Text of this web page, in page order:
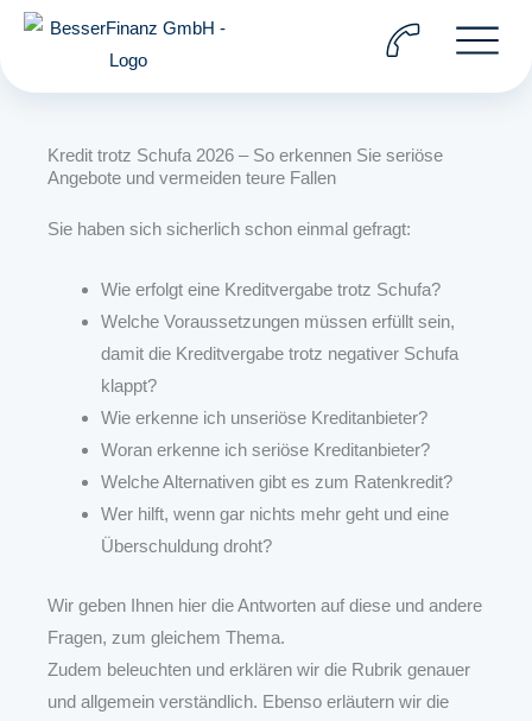
Zum
springen
Kredit trotz Schufa 2026 – So erkennen Sie seriöse
Angebote und vermeiden teure Fallen
Sie haben sich sicherlich schon einmal gefragt:
Wie erfolgt eine Kreditvergabe trotz Schufa?
Welche Voraussetzungen müssen erfüllt sein,
damit die Kreditvergabe trotz negativer Schufa
klappt?
Wie erkenne ich unseriöse Kreditanbieter?
Woran erkenne ich seriöse Kreditanbieter?
Welche Alternativen gibt es zum Ratenkredit?
Wer hilft, wenn gar nichts mehr geht und eine
Überschuldung droht?
Wir geben Ihnen hier die Antworten auf diese und andere
Fragen, zum gleichem Thema.
Zudem beleuchten und erklären wir die Rubrik genauer
und allgemein verständlich. Ebenso erläutern wir die